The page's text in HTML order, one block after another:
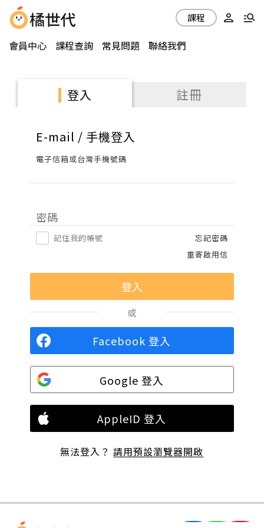
會員中心 課程查詢 常見問題 聯絡我們
課程
登入 註冊
E-mail / 手機登入
電子信箱或台灣手機號碼
密碼
記住我的帳號
忘記密碼
重寄啟用信
或
Facebook 登入
Google 登入
AppleID 登入
無法登入？請用預設瀏覽器開啟